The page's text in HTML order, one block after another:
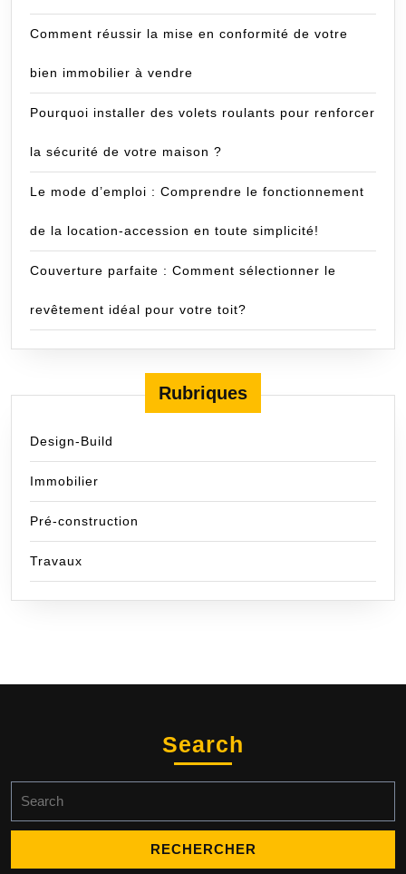
Comment réussir la mise en conformité de votre
bien immobilier à vendre
Pourquoi installer des volets roulants pour renforcer
la sécurité de votre maison ?
Le mode d’emploi : Comprendre le fonctionnement
de la location-accession en toute simplicité!
Couverture parfaite : Comment sélectionner le
revêtement idéal pour votre toit?
Rubriques
Design-Build
Immobilier
Pré-construction
Travaux
Search
for: